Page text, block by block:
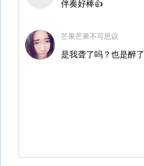
伴奏好棒👍
芒果芒果不可思议
是我聋了吗？也是醉了